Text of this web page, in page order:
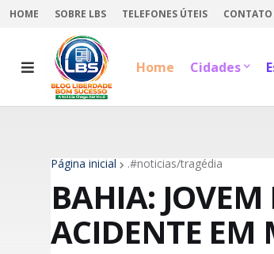
HOME SOBRE LBS TELEFONES ÚTEIS CONTATO
Home
Cidades
Página inicial .#noticias/tragédia
BAHIA: JOVEM
ACIDENTE EM